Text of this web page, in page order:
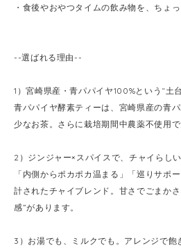
・食後やおやつタイムの飲み物を、ちょ
--選ばれる理由--
1）宮崎県産・青パパイヤ100%という“土
青パパイヤ酵素ティーは、宮崎県産の青
少なお茶。さらに栽培期間中農薬不使用
2）ジンジャー×スパイスで、チャイらし
「内側からポカポカ温まる」「巡りサポ
計されたチャイブレンド。甘さでごまか
感”があります。
3）お湯でも、ミルクでも。アレンジで飽